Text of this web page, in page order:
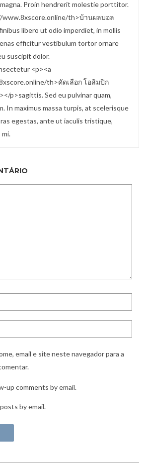
Proin hendrerit molestie porttitor.
www.8xscore.online/th>บ้านผลบอล
libero ut odio imperdiet, in mollis
efficitur vestibulum tortor ornare
suscipit dolor.
<p><a
th>คัดเลือก โอลิมปิก
p>sagittis. Sed eu pulvinar quam,
In maximus massa turpis, at scelerisque
egestas, ante ut iaculis tristique,
email e site neste navegador para a
up comments by email.
by email.